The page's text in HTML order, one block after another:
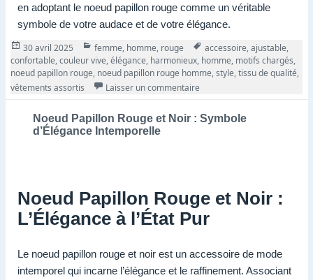
en adoptant le noeud papillon rouge comme un véritable
symbole de votre audace et de votre élégance.
Publié
le
30 avril 2025 Catégories
femme, homme, rouge Tags
accessoire,ajustable,
confortable,couleur vive,élégance, harmonieux, homme, motifs chargés,
noeud papillon rouge, noeud papillon rouge homme,style,tissu de qualité,
vêtements assortis
Laisser un commentaire
Noeud Papillon Rouge et Noir : Symbole
d’Élégance Intemporelle
Noeud Papillon Rouge et Noir :
L’Élégance à l’État Pur
Le noeud papillon rouge et noir est un accessoire de mode
intemporel qui incarne l’élégance et le raffinement. Associant